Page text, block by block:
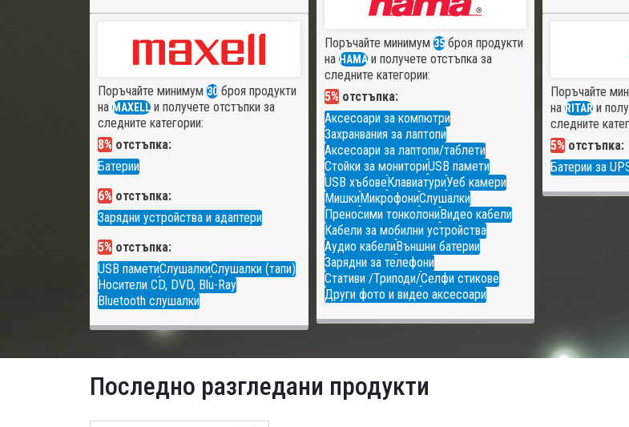
Поръчайте минимум 35броя продукти
на HAMAи получете отстъпка за
следните категории:
5% отстъпка:
Аксесоари за компютри
Захранвания за лаптопи
Аксесоари за лаптопи/таблети
Стойки за мониториUSB памети
USB хъбовеКлавиатуриУеб камери
МишкиМикрофониСлушалки
Преносими тонколониВидео кабели
Кабели за мобилни устройства
Аудио кабелиВъншни батерии
Зарядни за телефони
Стативи /Триподи/Селфи стикове
Други фото и видео аксесоари
Поръчайте минимум 30 броя продукти
на MAXELL и получете отстъпки за
следните категории:
8% отстъпка:
Батерии
6% отстъпка:
Зарядни устройства и адаптери
5% отстъпка:
USB паметиСлушалкиСлушалки (тапи)
Носители CD, DVD, Blu-Ray
Bluetooth слушалки
Поръчайте
на RITAR и
следните
5% отстъпка:
Батерии за
Последно разгледани продукти